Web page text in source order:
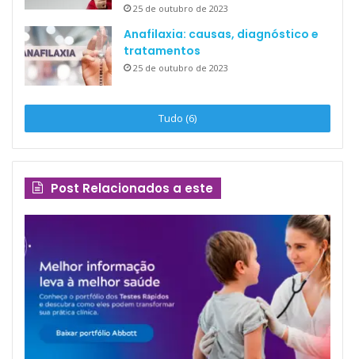
25 de outubro de 2023
Anafilaxia: causas, diagnóstico e
tratamentos
25 de outubro de 2023
Tudo (6)
Post Relacionados a este